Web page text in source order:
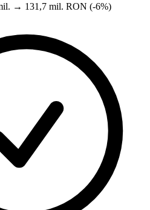
→ 131,7 mil. RON (-6%)